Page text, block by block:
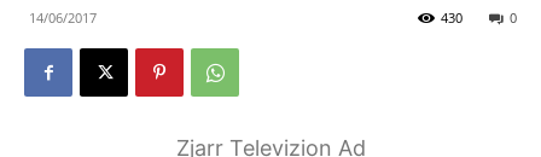
14/06/2017 0
430
Zjarr Televizion Ad